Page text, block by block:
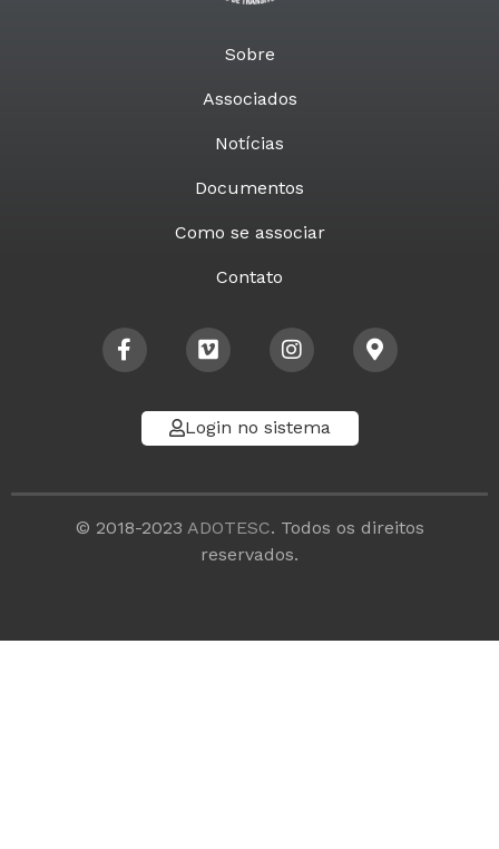
Sobre
Associados
Notícias
Documentos
Como se associar
Contato
Login no sistema
© 2018-2023 ADOTESC. Todos os direitos
reservados.